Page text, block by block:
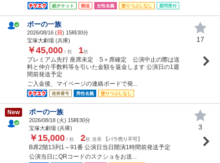
紙チケット 郵送 女性名義 塗りつぶしなし 質問受付
ポーの一族
2026/08/16 (日) 15時30分
宝塚大劇場 (兵庫)
￥45,000 / 枚 1枚
プレミアム先行 座席未定 S＋席確定 公演中止の際は送
料と仲介手数料等を引いた金額を返金します 公演日の1週
間前発送予定
ご入金後、マイページの連絡ボードで発...
発券番号 男性名義 塗りつぶしなし
17
New ポーの一族
2026/08/18 (火) 15時30分
宝塚大劇場 (兵庫)
￥15,000 / 枚 2枚 連番 【バラ売り不可】
B席2階13列1～91番 公演日当日開演1時間前発送予定
公演当日にQRコードのスクショをお送...
3